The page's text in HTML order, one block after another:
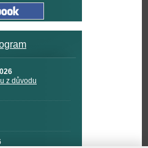
z důvodu